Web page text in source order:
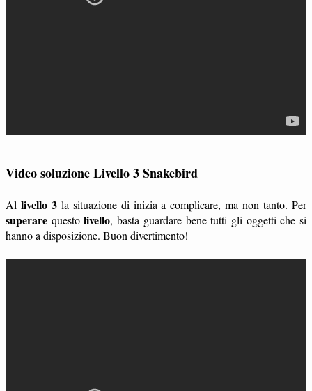
Video soluzione Livello 3 Snakebird
Al livello 3la situazione di inizia a complicare, ma non tanto. Per
superare questolivello, basta guardare bene tutti gli oggetti che si
hanno a disposizione. Buon divertimento!